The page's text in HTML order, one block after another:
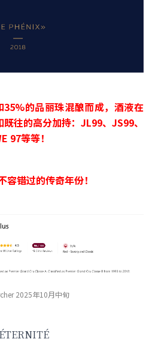
的品丽珠混酿而成，酒液在
往的高分加持：JL99、JS99、
97等等！
错过的传奇年份！
2025年10月中旬